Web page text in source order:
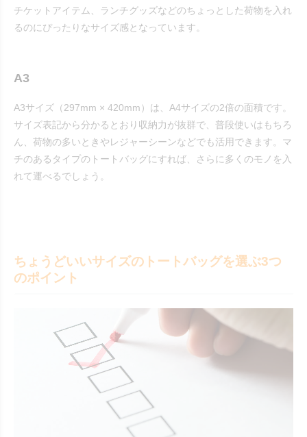
チケットアイテム、ランチグッズなどのちょっとした荷物を入れ
るのにぴったりなサイズ感となっています。
A3
A3サイズ（297mm × 420mm）は、A4サイズの2倍の面積です。
サイズ表記から分かるとおり収納力が抜群で、普段使いはもちろ
ん、荷物の多いときやレジャーシーンなどでも活用できます。マ
チのあるタイプのトートバッグにすれば、さらに多くのモノを入
れて運べるでしょう。
ちょうどいいサイズのトートバッグを選ぶ3つ
のポイント